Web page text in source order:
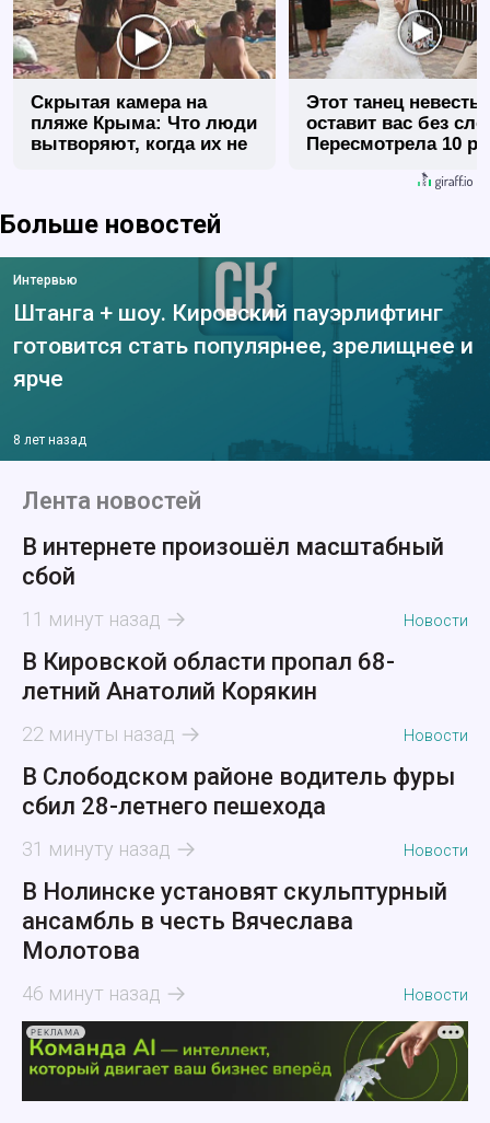
Скрытая камера на
пляже Крыма: Что люди
вытворяют, когда их не
Этот танец невесты
оставит вас без
Пересмотрела 10
Больше новостей
Интервью
Штанга + шоу. Кировский пауэрлифтинг
готовится стать популярнее, зрелищнее и
ярче
8 лет назад
Лента новостей
В интернете произошёл масштабный
сбой
11 минут назад Новости
В Кировской области пропал 68-
летний Анатолий Корякин
22 минуты назад Новости
В Слободском районе водитель фуры
сбил 28-летнего пешехода
31 минуту назад Новости
В Нолинске установят скульптурный
ансамбль в честь Вячеслава
Молотова
46 минут назад Новости
РЕКЛАМА